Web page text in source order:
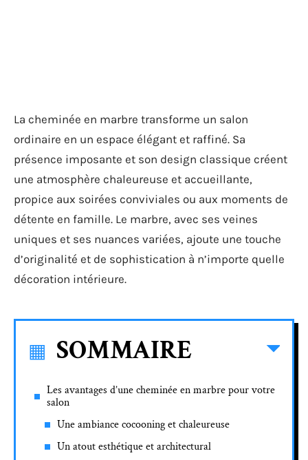
La cheminée en marbre transforme un salon
ordinaire en un espace élégant et raffiné. Sa
présence imposante et son design classique créent
une atmosphère chaleureuse et accueillante,
propice aux soirées conviviales ou aux moments de
détente en famille. Le marbre, avec ses veines
uniques et ses nuances variées, ajoute une touche
d’originalité et de sophistication à n’importe quelle
décoration intérieure.
SOMMAIRE
Les avantages d’une cheminée en marbre pour votre
salon
Une ambiance cocooning et chaleureuse
Un atout esthétique et architectural